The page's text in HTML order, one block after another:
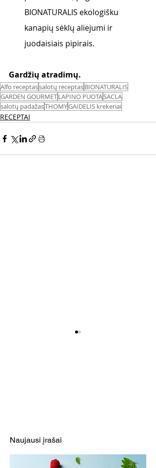
BIONATURALIS ekologišku
kanapių sėklų aliejumi ir
juodaisiais pipirais.
Gardžių atradimų.
Alfo receptassalotų receptasBIONATURALIS
GARDEN GOURMETLAPINO PUOTASACLA
salotų padažasTHOMYGAIDELIS krekeriai
RECEPTAI
Naujausi įrašai